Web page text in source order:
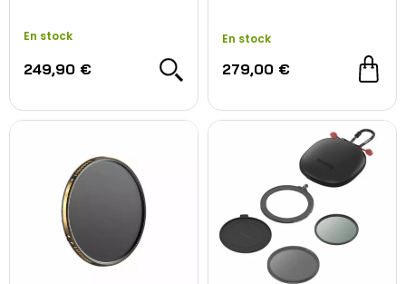
En stock
249,90 €
En stock
279,00 €